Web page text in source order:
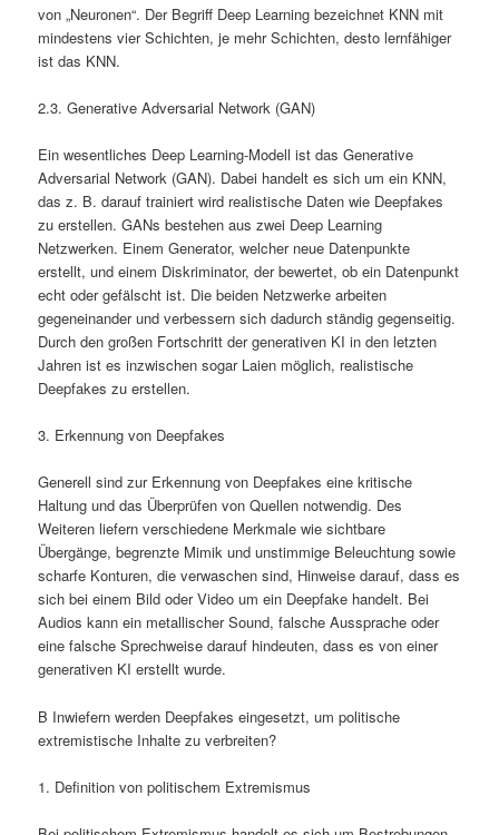
von „Neuronen“. Der Begriff Deep Learning bezeichnet KNN mit
mindestens vier Schichten, je mehr Schichten, desto lernfähiger
ist das KNN.
2.3. Generative Adversarial Network (GAN)
Ein wesentliches Deep Learning-Modell ist das Generative
Adversarial Network (GAN). Dabei handelt es sich um ein KNN,
das z. B. darauf trainiert wird realistische Daten wie Deepfakes
zu erstellen. GANs bestehen aus zwei Deep Learning
Netzwerken. Einem Generator, welcher neue Datenpunkte
erstellt, und einem Diskriminator, der bewertet, ob ein Datenpunkt
echt oder gefälscht ist. Die beiden Netzwerke arbeiten
gegeneinander und verbessern sich dadurch ständig gegenseitig.
Durch den großen Fortschritt der generativen KI in den letzten
Jahren ist es inzwischen sogar Laien möglich, realistische
Deepfakes zu erstellen.
3. Erkennung von Deepfakes
Generell sind zur Erkennung von Deepfakes eine kritische
Haltung und das Überprüfen von Quellen notwendig. Des
Weiteren liefern verschiedene Merkmale wie sichtbare
Übergänge, begrenzte Mimik und unstimmige Beleuchtung sowie
scharfe Konturen, die verwaschen sind, Hinweise darauf, dass es
sich bei einem Bild oder Video um ein Deepfake handelt. Bei
Audios kann ein metallischer Sound, falsche Aussprache oder
eine falsche Sprechweise darauf hindeuten, dass es von einer
generativen KI erstellt wurde.
B Inwiefern werden Deepfakes eingesetzt, um politische
extremistische Inhalte zu verbreiten?
1. Definition von politischem Extremismus